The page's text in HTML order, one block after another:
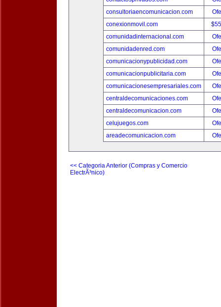
consultoriaencomunicacion.com
conexionmovil.com
comunidadinternacional.com
comunidadenred.com
comunicacionypublicidad.com
comunicacionpublicitaria.com
comunicacionesempresariales.com
centraldecomunicaciones.com
centraldecomunicacion.com
celujuegos.com
areadecomunicacion.com
<< Categoria Anterior (Compras y Comercio
ElectrÃ³nico)